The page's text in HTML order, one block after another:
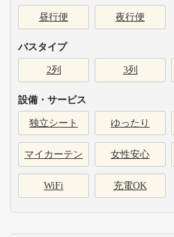
昼行便 夜行便
バスタイプ
2列 3列
設備・サービス
独立シート ゆったり
マイカーテン 女性安心
WiFi 充電OK